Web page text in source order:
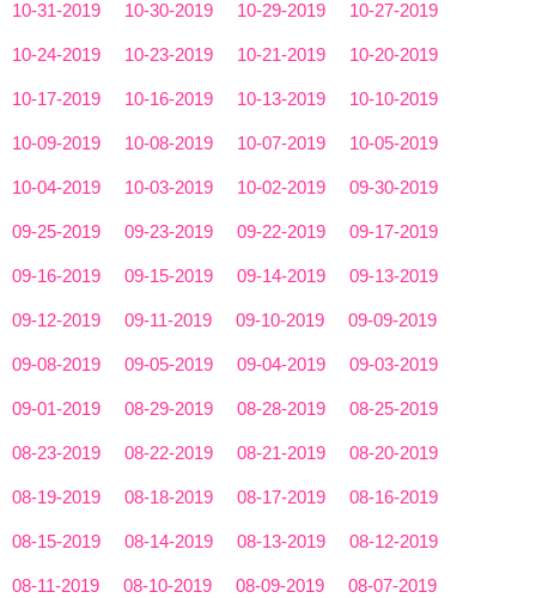
10-31-2019 10-30-2019 10-29-2019 10-27-2019
10-24-2019 10-23-2019 10-21-2019 10-20-2019
10-17-2019 10-16-2019 10-13-2019 10-10-2019
10-09-2019 10-08-2019 10-07-2019 10-05-2019
10-04-2019 10-03-2019 10-02-2019 09-30-2019
09-25-2019 09-23-2019 09-22-2019 09-17-2019
09-16-2019 09-15-2019 09-14-2019 09-13-2019
09-12-2019 09-11-2019 09-10-2019 09-09-2019
09-08-2019 09-05-2019 09-04-2019 09-03-2019
09-01-2019 08-29-2019 08-28-2019 08-25-2019
08-23-2019 08-22-2019 08-21-2019 08-20-2019
08-19-2019 08-18-2019 08-17-2019 08-16-2019
08-15-2019 08-14-2019 08-13-2019 08-12-2019
08-11-2019 08-10-2019 08-09-2019 08-07-2019